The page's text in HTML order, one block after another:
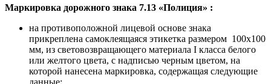
Маркировка дорожного знака 7.13 «Полиция» :
на противоположной лицевой основе знака
прикреплена самоклеящаяся этикетка размером 100х100
мм, из световозвращающего материала I класса белого
или желтого цвета, с надписью черным цветом, на
которой нанесена маркировка, содержащая следующие